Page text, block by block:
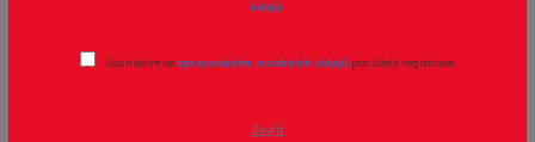
údajů.
Souhlasím se zpracováním osobních údajů pro účely registrace.
Zavřít